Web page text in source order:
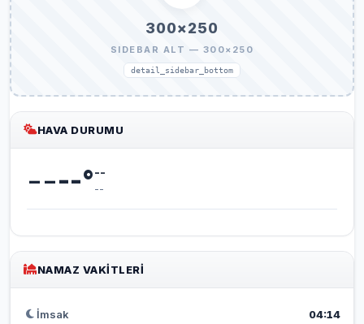
300×250
SIDEBAR ALT — 300×250
detail_sidebar_bottom
HAVA DURUMU
----°--
--
NAMAZ VAKITLERI
İmsak 04:14